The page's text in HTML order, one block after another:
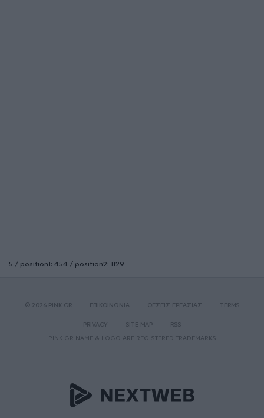
5 / position1: 454 / position2: 1129
© 2026 PINK.GR ΕΠΙΚΟΙΝΩΝΙΑ ΘΕΣΕΙΣ ΕΡΓΑΣΙΑΣ TERMS
PRIVACY SITE MAP
RSS
PINK.GR NAME & LOGO ARE REGISTERED TRADEMARKS